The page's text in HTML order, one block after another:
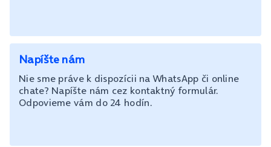
Napíšte nám
Nie sme práve k dispozícii na WhatsApp či online
chate? Napíšte nám cez kontaktný formulár.
Odpovieme vám do 24 hodín.